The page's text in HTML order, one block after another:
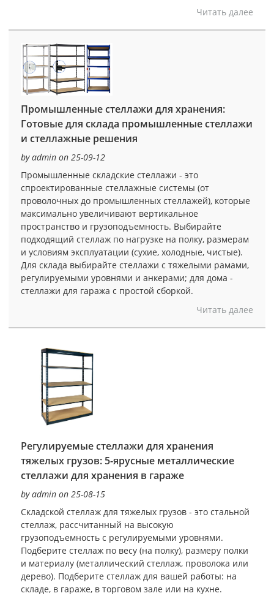
Читать далее
Промышленные стеллажи для хранения:
Готовые для склада промышленные стеллажи
и стеллажные решения
by admin on 25-09-12
Промышленные складские стеллажи - это
спроектированные стеллажные системы (от
проволочных до промышленных стеллажей), которые
максимально увеличивают вертикальное
пространство и грузоподъемность. Выбирайте
подходящий стеллаж по нагрузке на полку, размерам
и условиям эксплуатации (сухие, холодные, чистые).
Для склада выбирайте стеллажи с тяжелыми рамами,
регулируемыми уровнями и анкерами; для дома -
стеллажи для гаража с простой сборкой.
Читать далее
Регулируемые стеллажи для хранения
тяжелых грузов: 5-ярусные металлические
стеллажи для хранения в гараже
by admin on 25-08-15
Складской стеллаж для тяжелых грузов - это стальной
стеллаж, рассчитанный на высокую
грузоподъемность с регулируемыми уровнями.
Подберите стеллаж по весу (на полку), размеру полки
и материалу (металлический стеллаж, проволока или
дерево). Подберите стеллаж для вашей работы: на
складе, в гараже, в торговом зале или на кухне.